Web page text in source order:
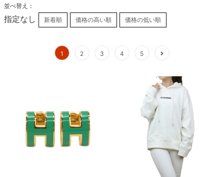
並べ替え：
指定なし 新着順 価格の高い順 価格の低い順
1 2 3 4 5